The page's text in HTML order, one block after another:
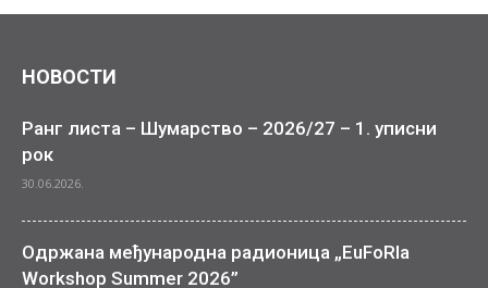
НОВОСТИ
Ранг листа – Шумарство – 2026/27 – 1. уписни
рок
30.06.2026.
Одржана међународна радионица „EuFoRIa
Workshop Summer 2026”